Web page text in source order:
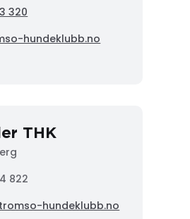
320
hundeklubb.no
THK
822
hundeklubb.no